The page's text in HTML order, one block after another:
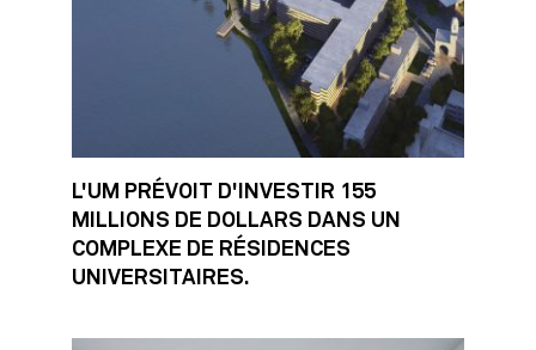
L'UM PRÉVOIT D'INVESTIR 155
MILLIONS DE DOLLARS DANS UN
COMPLEXE DE RÉSIDENCES
UNIVERSITAIRES.